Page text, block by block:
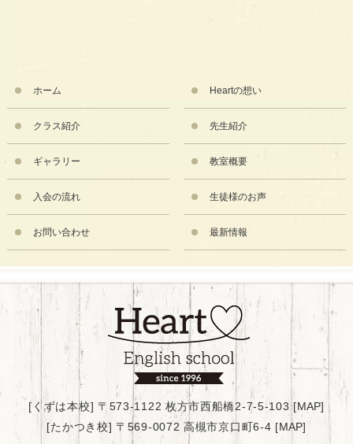
ホーム Heartの想い
クラス紹介 先生紹介
ギャラリー 教室概要
入会の流れ 生徒様のお声
お問い合わせ 最新情報
[くずは本校] 〒573-1122 枚方市西船橋2-7-5-103 [MAP]
[たかつき校] 〒569-0072 高槻市京口町6-4 [MAP]